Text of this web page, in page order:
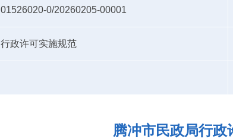
01526020-0/20260205-00001
行政许可实施规范
腾冲市民政局行